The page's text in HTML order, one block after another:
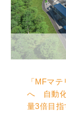
「MFマ
へ 自動化
量3倍目指